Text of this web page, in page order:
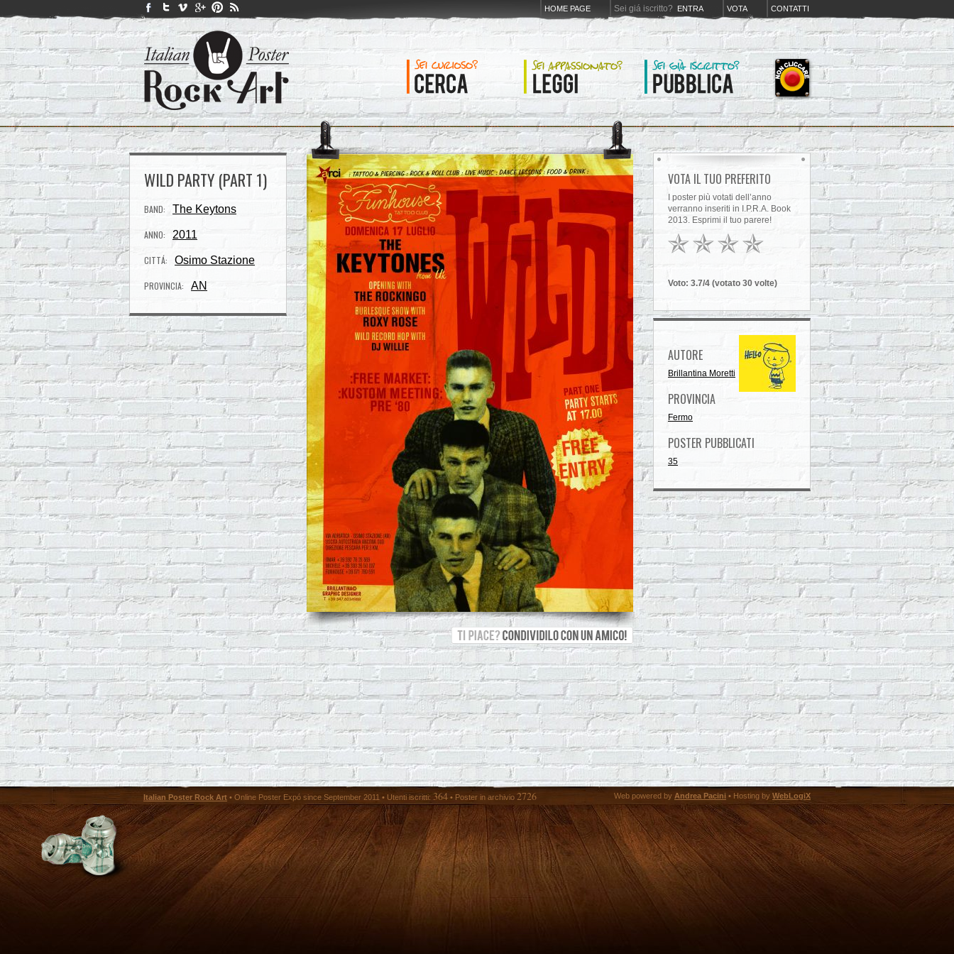
HOME PAGE Sei giá iscritto? ENTRA VOTA CONTATTI
WILD PARTY (PART 1)
BAND: The Keytons
ANNO: 2011
CITTÁ: Osimo Stazione
PROVINCIA: AN
VOTA IL TUO PREFERITO
I poster più votati dell’anno
verranno inseriti in I.P.R.A. Book
2013. Esprimi il tuo parere!
Voto: 3.7/4 (votato 30 volte)
AUTORE
Brillantina Moretti
PROVINCIA
Fermo
POSTER PUBBLICATI
35
Italian Poster Rock Art • Online Poster Expó since September 2011 • Utenti iscritti: 364 • Poster in archivio 2726 Web powered by Andrea Pacini • Hosting by WebLogiX